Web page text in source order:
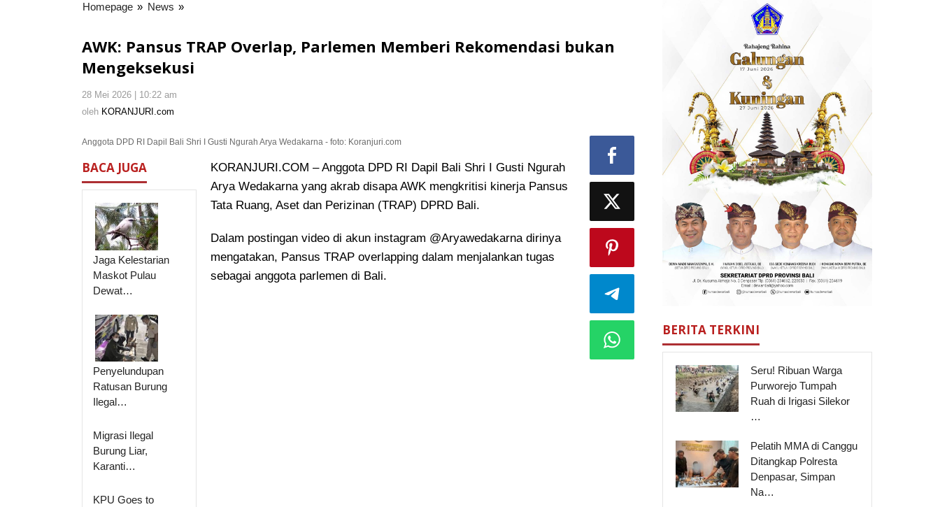
Homepage » News »
Overlap,
Parlemen
AWK: Pansus TRAP Overlap, Parlemen Memberi Rekomendasi bukan
Mengeksekusi
28 Mei 2026 | 10:22 am
oleh KORANJURI.com
Anggota DPD RI Dapil Bali Shri I Gusti Ngurah Arya Wedakarna - foto: Koranjuri.com
BACA JUGA
Jaga Kelestarian
Maskot Pulau
Dewat…
Penyelundupan
Ratusan Burung
Ilegal…
Migrasi Ilegal
Burung Liar,
Karanti…
KPU Goes to
KORANJURI.COM – Anggota DPD RI Dapil Bali Shri I Gusti Ngurah
Arya Wedakarna yang akrab disapa AWK mengkritisi kinerja Pansus
Tata Ruang, Aset dan Perizinan (TRAP) DPRD Bali.
Dalam postingan video di akun instagram @Aryawedakarna dirinya
mengatakan, Pansus TRAP overlapping dalam menjalankan tugas
sebagai anggota parlemen di Bali.
BERITA TERKINI
Seru! Ribuan Warga
Purworejo Tumpah
Ruah di Irigasi Silekor
…
Pelatih MMA di Canggu
Ditangkap Polresta
Denpasar, Simpan
Na…